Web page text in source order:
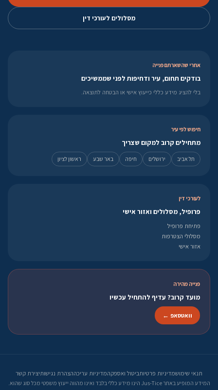
מסלולים לעורכי דין
אחרי שהשארתם פנייה
בודקים תחום, עיר ודחיפות לפני שממשיכים
בלי להציג מידע כללי כייעוץ אישי או הבטחה לתוצאה.
חיפוש לפי עיר
מתחילים קרוב למקום שצריך
תל אביב ירושלים חיפה באר שבע ראשון לציון
לעורכי דין
פרופיל, מסלולים ואזור אישי
פתיחת פרופיל
מסלולי הצטרפות
אזור אישי
פנייה מהירה
מועד קרוב? עדיף להתחיל עכשיו
וואטסאפ ←
תנאי שימושמדיניות פרטיותביטול ואספקהמדיניות עריכההצהרת נגישותיצירת קשר
המידע המופיע באתר Jus-Tice הינו מידע כללי בלבד ואינו מהווה ייעוץ משפטי מכל סוג שהוא.